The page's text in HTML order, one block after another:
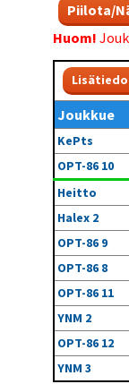
Piilota/
Huom!
Joukkue
KePts
OPT-86 10
Heitto
Halex 2
OPT-86 9
OPT-86 8
OPT-86 11
YNM 2
OPT-86 12
YNM 3